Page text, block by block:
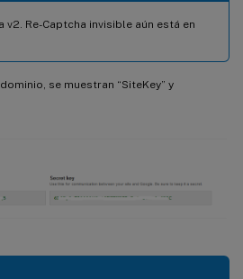
Re-Captcha invisible aún está en
se muestran “SiteKey” y